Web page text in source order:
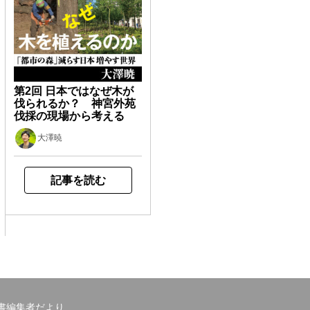
第2回 日本ではなぜ木が
伐られるか？ 神宮外苑
伐採の現場から考える
大澤暁
記事を読む
編集者だより